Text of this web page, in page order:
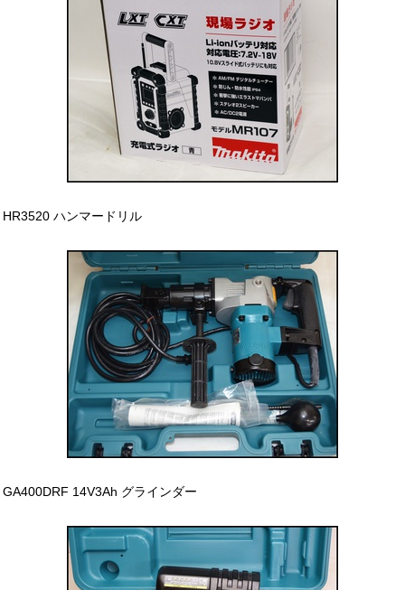
HR3520 ハンマードリル
GA400DRF 14V3Ah グラインダー